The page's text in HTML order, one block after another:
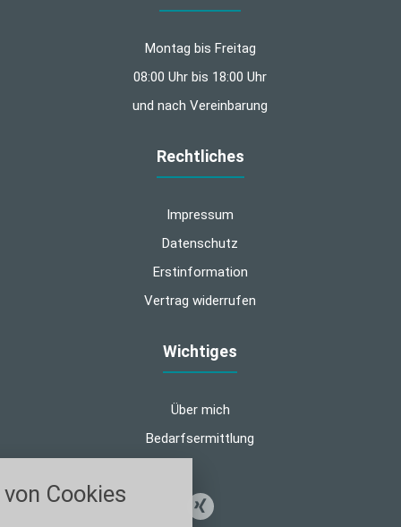
Montag bis Freitag
08:00 Uhr bis 18:00 Uhr
und nach Vereinbarung
Rechtliches
Impressum
Datenschutz
Erstinformation
Vertrag widerrufen
Wichtiges
Über mich
Bedarfsermittlung
Cookies
alle verwendeten Cookies und